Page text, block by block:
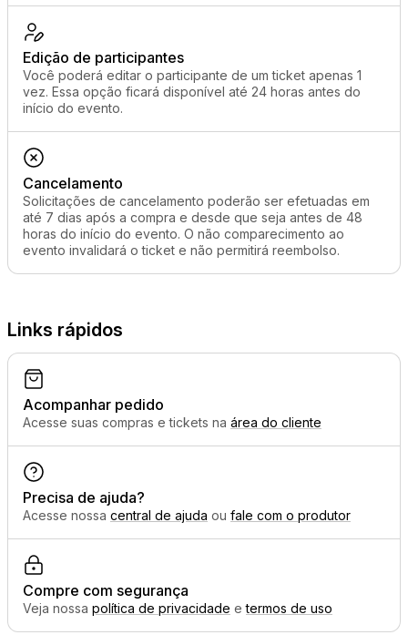
Edição de participantes
Você poderá editar o participante de um ticket apenas 1
vez. Essa opção ficará disponível até 24 horas antes do
início do evento.
Cancelamento
Solicitações de cancelamento poderão ser efetuadas em
até 7 dias após a compra e desde que seja antes de 48
horas do início do evento. O não comparecimento ao
evento invalidará o ticket e não permitirá reembolso.
Links rápidos
Acompanhar pedido
Acesse suas compras e tickets na área do cliente
Precisa de ajuda?
Acesse nossa central de ajuda ou fale com o produtor
Compre com segurança
Veja nossa política de privacidade etermos de uso